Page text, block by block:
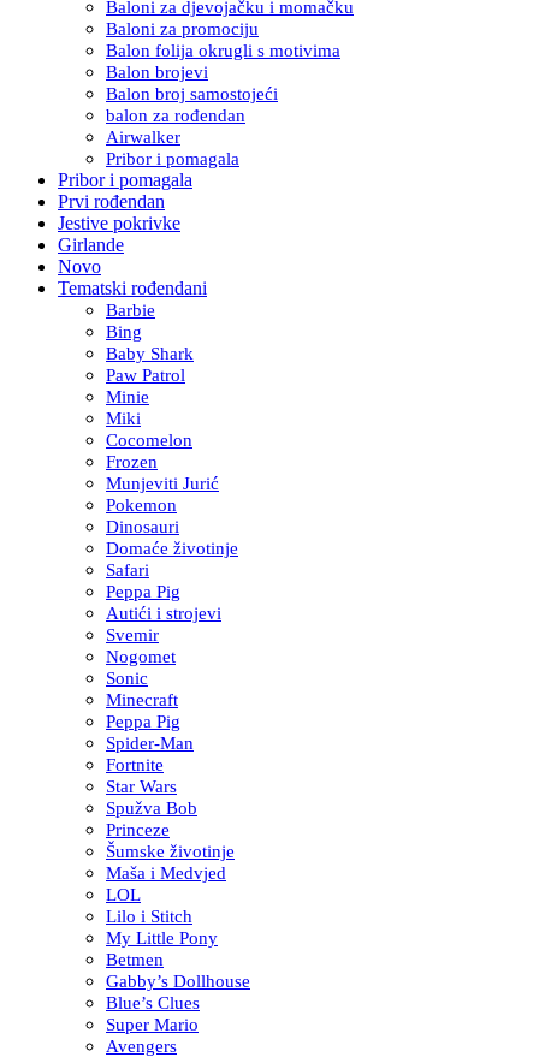
Baloni za djevojačku i momačku
Baloni za promociju
Balon folija okrugli s motivima
Balon brojevi
Balon broj samostojeći
balon za rođendan
Airwalker
Pribor i pomagala
Pribor i pomagala
Prvi rođendan
Jestive pokrivke
Girlande
Novo
Tematski rođendani
Barbie
Bing
Baby Shark
Paw Patrol
Minie
Miki
Cocomelon
Frozen
Munjeviti Jurić
Pokemon
Dinosauri
Domaće životinje
Safari
Peppa Pig
Autići i strojevi
Svemir
Nogomet
Sonic
Minecraft
Peppa Pig
Spider-Man
Fortnite
Star Wars
Spužva Bob
Princeze
Šumske životinje
Maša i Medvjed
LOL
Lilo i Stitch
My Little Pony
Betmen
Gabby’s Dollhouse
Blue’s Clues
Super Mario
Avengers